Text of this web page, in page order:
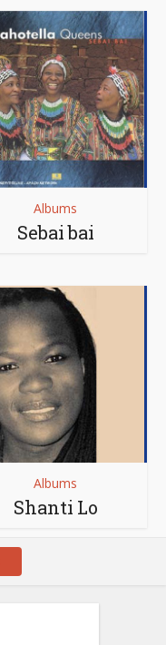
Albums
Sebai bai
Albums
Shanti Lo